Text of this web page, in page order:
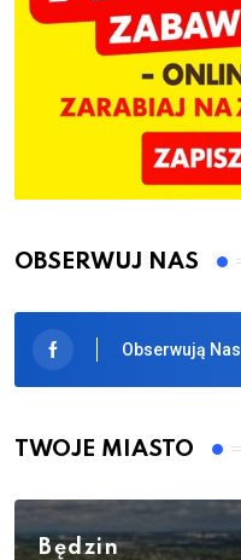
OBSERWUJ NAS
Obserwują Nas
TWOJE MIASTO
Będzin